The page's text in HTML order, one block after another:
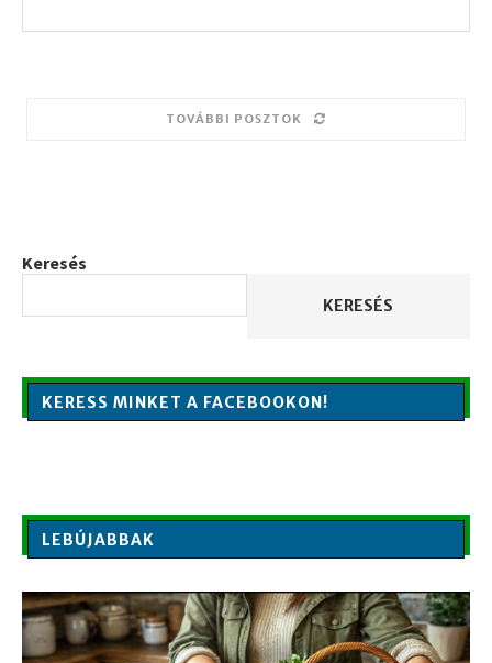
TOVÁBBI POSZTOK
Keresés
KERESÉS
KERESS MINKET A FACEBOOKON!
LEBÚJABBAK